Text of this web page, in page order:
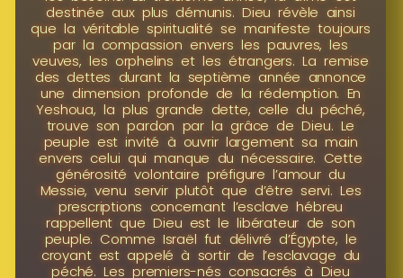
destinée aux plus démunis. Dieu révèle ainsi
que la véritable spiritualité se manifeste toujours
par la compassion envers les pauvres, les
veuves, les orphelins et les étrangers. La remise
des dettes durant la septième année annonce
une dimension profonde de la rédemption. En
Yeshoua, la plus grande dette, celle du péché,
trouve son pardon par la grâce de Dieu. Le
peuple est invité à ouvrir largement sa main
envers celui qui manque du nécessaire. Cette
générosité volontaire préfigure l’amour du
Messie, venu servir plutôt que d’être servi. Les
prescriptions concernant l’esclave hébreu
rappellent que Dieu est le libérateur de son
peuple. Comme Israël fut délivré d’Égypte, le
croyant est appelé à sortir de l’esclavage du
péché. Les premiers-nés consacrés à Dieu